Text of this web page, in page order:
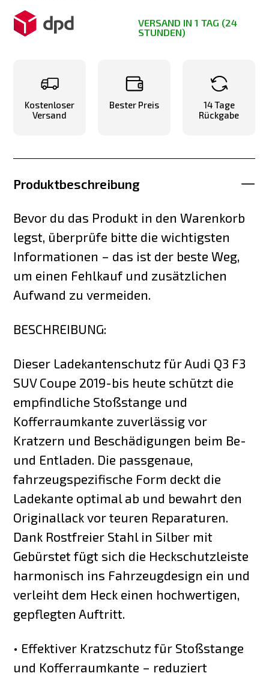
VERSAND IN 1 TAG (24
STUNDEN)
Kostenloser
Versand
Bester Preis
14 Tage
Rückgabe
Produktbeschreibung
Bevor du das Produkt in den Warenkorb
legst, überprüfe bitte die wichtigsten
Informationen – das ist der beste Weg,
um einen Fehlkauf und zusätzlichen
Aufwand zu vermeiden.
BESCHREIBUNG:
Dieser Ladekantenschutz für Audi Q3 F3
SUV Coupe 2019-bis heute schützt die
empfindliche Stoßstange und
Kofferraumkante zuverlässig vor
Kratzern und Beschädigungen beim Be-
und Entladen. Die passgenaue,
fahrzeugspezifische Form deckt die
Ladekante optimal ab und bewahrt den
Originallack vor teuren Reparaturen.
Dank Rostfreier Stahl in Silber mit
Gebürstet fügt sich die Heckschutzleiste
harmonisch ins Fahrzeugdesign ein und
verleiht dem Heck einen hochwertigen,
gepflegten Auftritt.
• Effektiver Kratzschutz für Stoßstange
und Kofferraumkante – reduziert